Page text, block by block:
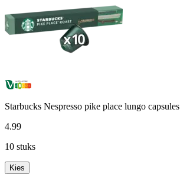
Starbucks Nespresso pike place lungo capsules
4.99
10 stuks
Kies